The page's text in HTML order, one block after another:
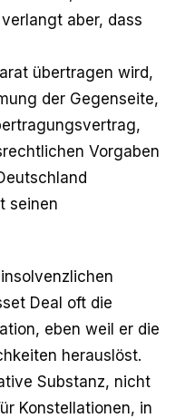
aber, dass
übertragen wird,
der Gegenseite,
Vorgaben
seinen
Deal oft die
eben weil er die
herauslöst.
Substanz, nicht
Konstellationen, in